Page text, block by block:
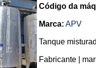
Código da
Marca: APV
Tanque
Fabricante |